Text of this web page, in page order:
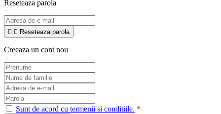
Reseteaza parola
  Reseteaza parola
Creeaza un cont nou
Sunt de acord cu termenii si conditiile. *